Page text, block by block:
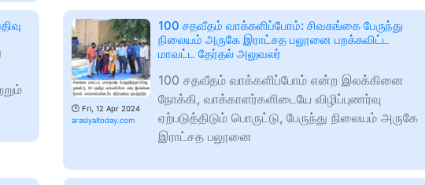
🕑 Fri, 12 Apr 2024
arasiyaltoday.com
100 சதவீதம் வாக்களிப்போம்: சிவகங்கை பேருந்து
நிலையம் அருகே இராட்சத பலூனை பறக்கவிட்ட
மாவட்ட தேர்தல் அலுவலர்
100 சதவீதம் வாக்களிப்போம் என்ற இலக்கினை
நோக்கி, வாக்காளர்களிடையே விழிப்புணர்வு
ஏற்படுத்திடும் பொருட்டு, பேருந்து நிலையம் அருகே
இராட்சத பலூனை